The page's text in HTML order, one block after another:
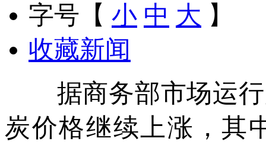
字号【 小 中 大 】
收藏新闻
据商务部市场运行
炭价格继续上涨，其